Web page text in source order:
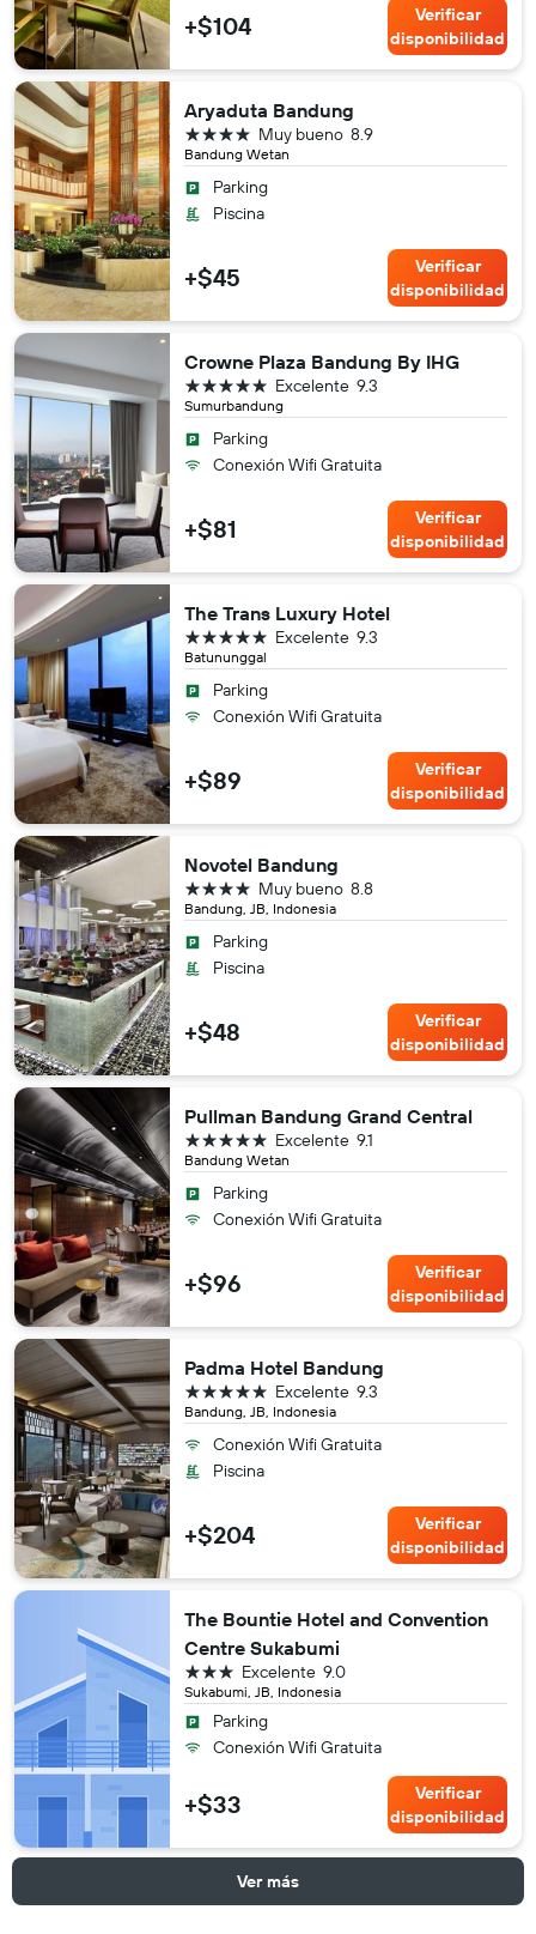
+$104
Verificar
disponibilidad
Aryaduta Bandung
Bandung Wetan
8.9
Muy bueno
4 estrellas
Parking
Piscina
+$45
Verificar
disponibilidad
Crowne Plaza Bandung By IHG
Sumurbandung
9.3
Excelente
5 estrellas
Parking
Conexión Wifi Gratuita
+$81
Verificar
disponibilidad
The Trans Luxury Hotel
Batununggal
9.3
Excelente
5 estrellas
Parking
Conexión Wifi Gratuita
+$89
Verificar
disponibilidad
Novotel Bandung
Bandung, JB, Indonesia
8.8
Muy bueno
4 estrellas
Parking
Piscina
+$48
Verificar
disponibilidad
Pullman Bandung Grand Central
Bandung Wetan
9.1
Excelente
5 estrellas
Parking
Conexión Wifi Gratuita
+$96
Verificar
disponibilidad
Padma Hotel Bandung
Bandung, JB, Indonesia
9.3
Excelente
5 estrellas
Conexión Wifi Gratuita
Piscina
+$204
Verificar
disponibilidad
The Bountie Hotel and Convention
Centre Sukabumi
Sukabumi, JB, Indonesia
9.0
Excelente
3 estrellas
Parking
Conexión Wifi Gratuita
+$33
Verificar
disponibilidad
Ver más